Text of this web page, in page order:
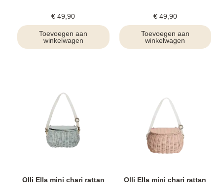
€ 49,90
Toevoegen aan
winkelwagen
€49,90
Toevoegen aan
winkelwagen
Olli Ella mini chari rattan Olli Ella mini chari rattan